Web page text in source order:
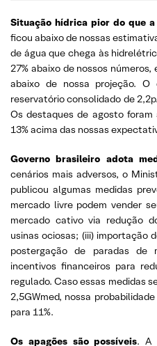
Situação hídrica pior do que
ficou abaixo de nossas
de água que chega às
27% abaixo de nossos
abaixo de nossa projeção.
reservatório consolidado de
Os destaques de agosto
13% acima das nossas
Governo brasileiro adota
cenários mais adversos, o
publicou algumas medidas
mercado livre podem vender
mercado cativo via redução
usinas ociosas; (iii) importação
postergação de paradas de
incentivos financeiros para
regulado. Caso essas medidas
2,5GWmed, nossa
para 11%.
Os apagões são possíveis. A